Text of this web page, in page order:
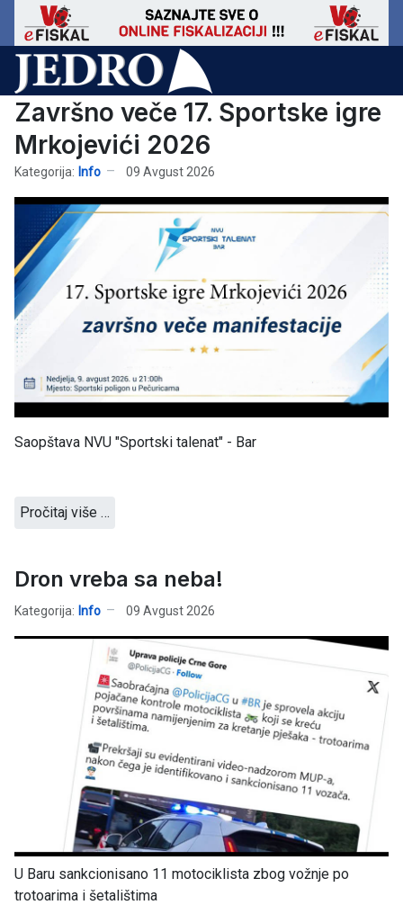
Završno veče 17. Sportske igre
Mrkojevići 2026
Kategorija: Info 09 Avgust 2026
Saopštava NVU "Sportski talenat" - Bar
Pročitaj više …
Dron vreba sa neba!
Kategorija: Info 09 Avgust 2026
U Baru sankcionisano 11 motociklista zbog vožnje po
trotoarima i šetalištima